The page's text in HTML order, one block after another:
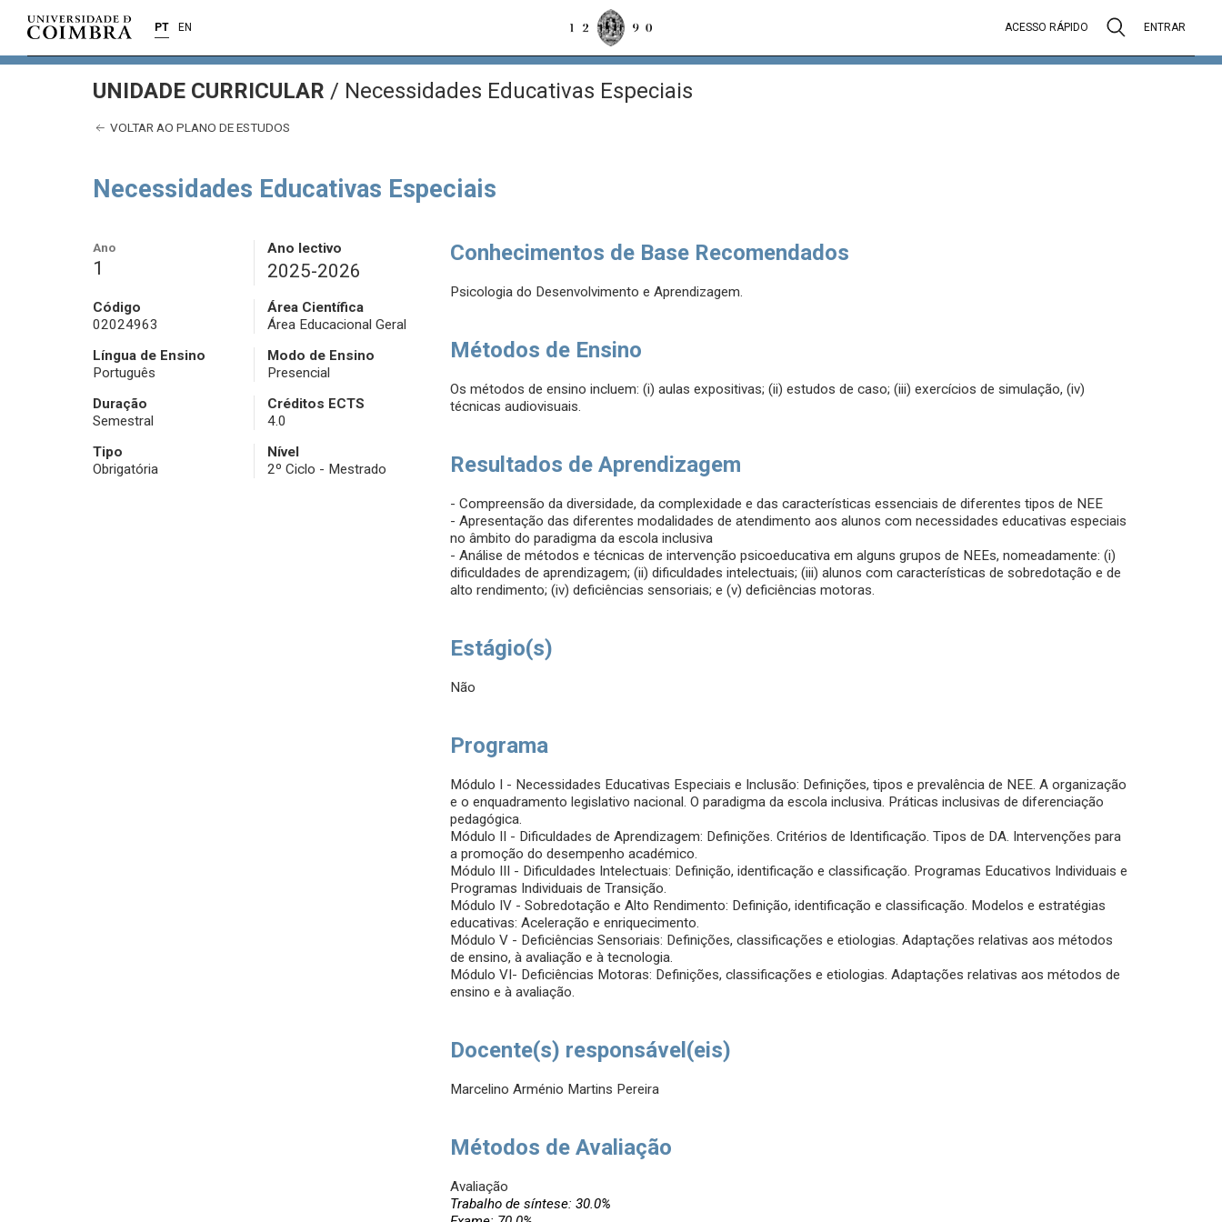
PT EN ACESSO RÁPIDO ENTRAR
UNIDADE CURRICULAR / Necessidades Educativas Especiais
VOLTAR AO PLANO DE ESTUDOS
Necessidades Educativas Especiais
Ano
1
Ano lectivo
2025-2026
Código
02024963
Área Científica
Área Educacional Geral
Língua de Ensino
Português
Modo de Ensino
Presencial
Duração
Semestral
Créditos ECTS
4.0
Tipo
Obrigatória
Nível
2º Ciclo - Mestrado
Conhecimentos de Base Recomendados
Psicologia do Desenvolvimento e Aprendizagem.
Métodos de Ensino
Os métodos de ensino incluem: (i) aulas expositivas; (ii) estudos de caso; (iii) exercícios de simulação, (iv)
técnicas audiovisuais.
Resultados de Aprendizagem
- Compreensão da diversidade, da complexidade e das características essenciais de diferentes tipos de NEE
- Apresentação das diferentes modalidades de atendimento aos alunos com necessidades educativas especiais
no âmbito do paradigma da escola inclusiva
- Análise de métodos e técnicas de intervenção psicoeducativa em alguns grupos de NEEs, nomeadamente: (i)
dificuldades de aprendizagem; (ii) dificuldades intelectuais; (iii) alunos com características de sobredotação e de
alto rendimento; (iv) deficiências sensoriais; e (v) deficiências motoras.
Estágio(s)
Não
Programa
Módulo I - Necessidades Educativas Especiais e Inclusão: Definições, tipos e prevalência de NEE. A organização
e o enquadramento legislativo nacional. O paradigma da escola inclusiva. Práticas inclusivas de diferenciação
pedagógica.
Módulo II - Dificuldades de Aprendizagem: Definições. Critérios de Identificação. Tipos de DA. Intervenções para
a promoção do desempenho académico.
Módulo III - Dificuldades Intelectuais: Definição, identificação e classificação. Programas Educativos Individuais e
Programas Individuais de Transição.
Módulo IV - Sobredotação e Alto Rendimento: Definição, identificação e classificação. Modelos e estratégias
educativas: Aceleração e enriquecimento.
Módulo V - Deficiências Sensoriais: Definições, classificações e etiologias. Adaptações relativas aos métodos
de ensino, à avaliação e à tecnologia.
Módulo VI- Deficiências Motoras: Definições, classificações e etiologias. Adaptações relativas aos métodos de
ensino e à avaliação.
Docente(s) responsável(eis)
Marcelino Arménio Martins Pereira
Métodos de Avaliação
Avaliação
Trabalho de síntese: 30.0%